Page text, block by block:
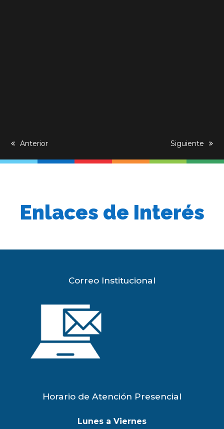
previous
Anterior
next
Siguiente
Enlaces de Interés
Correo Institucional
Horario de Atención Presencial
Lunes a Viernes